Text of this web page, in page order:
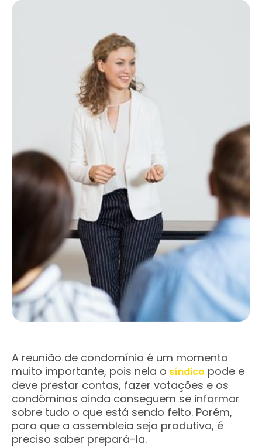
A reunião de condomínio é um momento
muito importante, pois nela o síndico pode e
deve prestar contas, fazer votações e os
condôminos ainda conseguem se informar
sobre tudo o que está sendo feito. Porém,
para que a assembleia seja produtiva, é
preciso saber prepará-la.